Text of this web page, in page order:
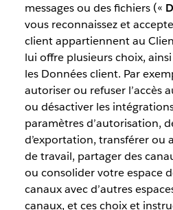
messages ou des fichiers («
vous reconnaissez et
client appartiennent au
lui offre plusieurs choix,
les Données client. Par
autoriser ou refuser l’accès
ou désactiver les
paramètres d’autorisation,
d’exportation, transférer ou
de travail, partager des
ou consolider votre espace
canaux avec d’autres
canaux, et ces choix et